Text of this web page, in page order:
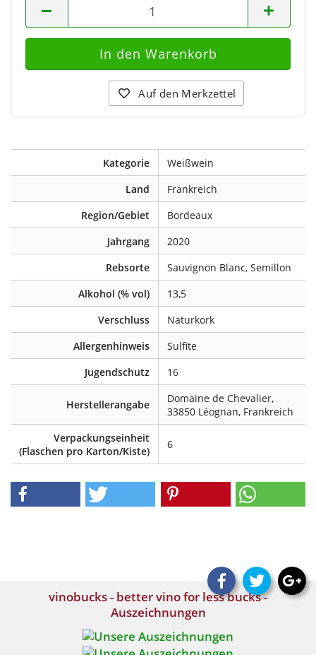
Auf den Merkzettel
Kategorie
Weißwein
Land
Frankreich
Region/Gebiet
Bordeaux
Jahrgang
2020
Rebsorte
Sauvignon Blanc, Semillon
Alkohol (% vol)
13,5
Verschluss
Naturkork
Allergenhinweis
Sulfite
Jugendschutz
16
Herstellerangabe
Domaine de Chevalier,
33850 Léognan, Frankreich
Verpackungseinheit
(Flaschen pro Karton/Kiste)
6
vinobucks - better vino for less bucks -
Auszeichnungen